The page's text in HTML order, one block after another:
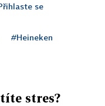
se
#Heineken
stres?